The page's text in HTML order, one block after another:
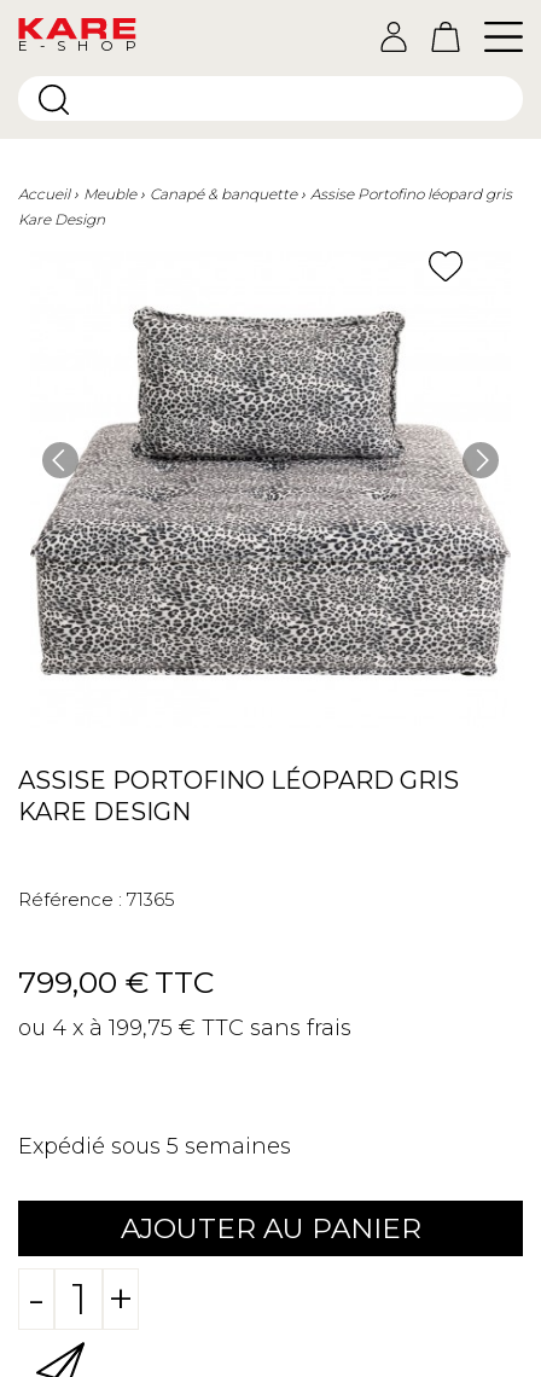
E-SHOP
Accueil Meuble Canapé & banquette
Assise Portofino léopard gris
Kare Design
ASSISE PORTOFINO LÉOPARD GRIS
KARE DESIGN
Référence : 71365
799,00 € TTC
ou 4 x à 199,75 € TTC sans frais
Expédié sous 5 semaines
AJOUTER AU PANIER
- +